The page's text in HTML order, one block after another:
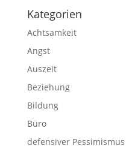
Kategorien
Achtsamkeit
Angst
Auszeit
Beziehung
Bildung
Büro
defensiver Pessimismus